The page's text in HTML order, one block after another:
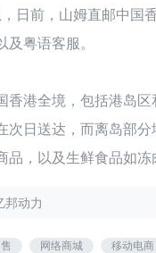
日前，山姆直邮中国
粤语客服。
香港全境，包括港岛
次日送达，而离岛部
品，以及生鲜食品如冻
邦动力
网络商城 移动电商